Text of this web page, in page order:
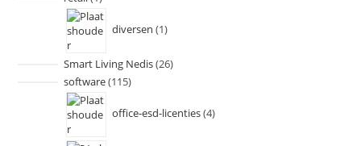
diversen 1
Smart Living Nedis 26
software 115
office-esd-licenties 4